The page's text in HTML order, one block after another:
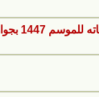
جبل الأربع